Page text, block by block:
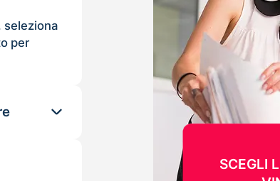
seleziona
per
SCEGLI